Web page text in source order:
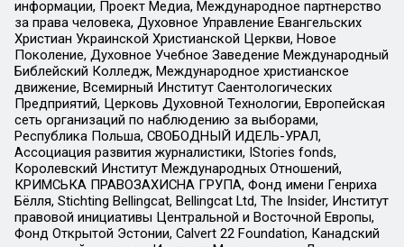
информации, Проект Медиа, Международное партнерство
за права человека, Духовное Управление Евангельских
Христиан Украинской Христианской Церкви, Новое
Поколение, Духовное Учебное Заведение Международный
Библейский Колледж, Международное христианское
движение, Всемирный Институт Саентологических
Предприятий, Церковь Духовной Технологии, Европейская
сеть организаций по наблюдению за выборами,
Республика Польша, СВОБОДНЫЙ ИДЕЛЬ-УРАЛ,
Ассоциация развития журналистики, IStories fonds,
Королевский Институт Международных Отношений,
КРИМСЬКА ПРАВОЗАХИСНА ГРУПА, Фонд имени Генриха
Бёлля, Stichting Bellingcat, Bellingcat Ltd, The Insider, Институт
правовой инициативы Центральной и Восточной Европы,
Фонд Открытой Эстонии, Calvert 22 Foundation, Канадский